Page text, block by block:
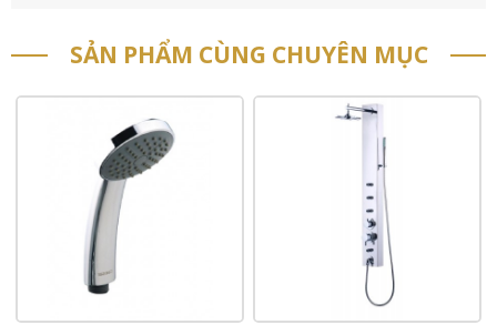
SẢN PHẨM CÙNG CHUYÊN MỤC